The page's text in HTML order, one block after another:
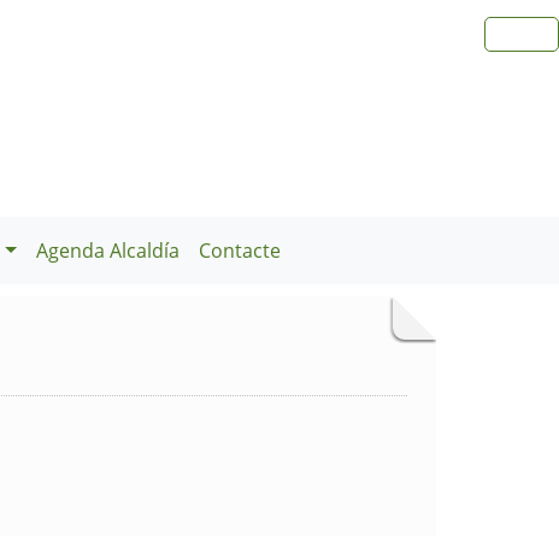
Agenda Alcaldía Contacte